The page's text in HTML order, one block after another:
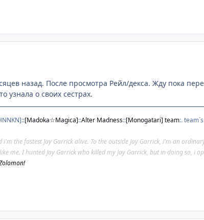
назад. После просмотра Рейл/декса. Жду пока
узнала о своих сестрах.
NKN]::[Madoka☆Magica]::Alter Madness::[Monogatari] team:. team`s
i'm the fastest Jay Garrick alive. To the outside Jay Garrick, i'm an
me. I hunted Jay Garrick who killed my Jay Garrick, but in doing so, i